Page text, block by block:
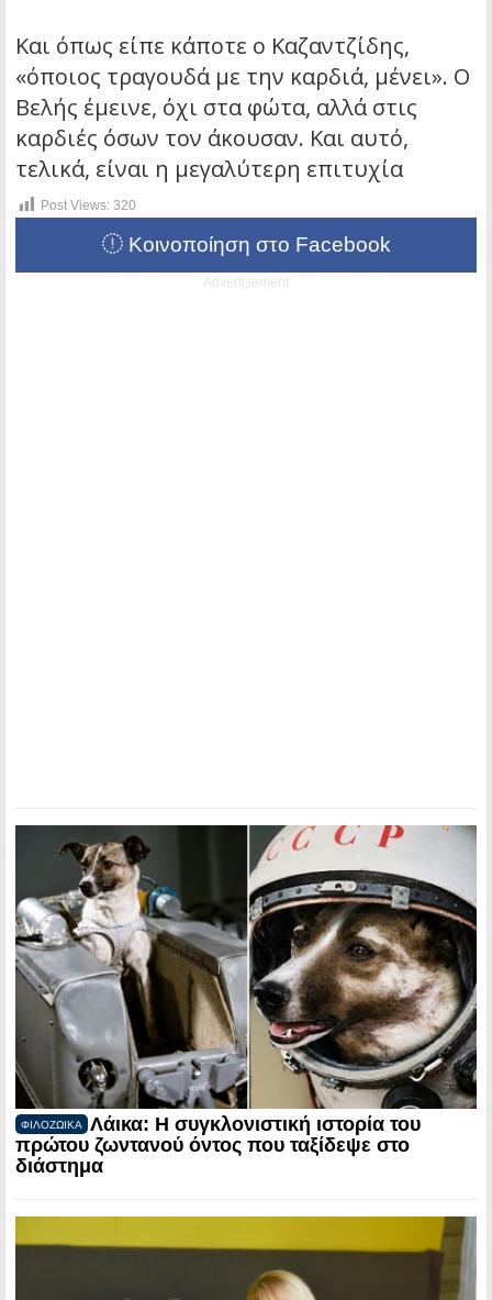
Και όπως είπε κάποτε ο Καζαντζίδης,
«όποιος τραγουδά με την καρδιά, μένει». Ο
Βελής έμεινε, όχι στα φώτα, αλλά στις
καρδιές όσων τον άκουσαν. Και αυτό,
τελικά, είναι η μεγαλύτερη επιτυχία
Post Views: 320
Κοινοποίηση στο Facebook
Advertisement
ΦΙΛΟΖΩΙΚΑ
Λάικα: Η συγκλονιστική ιστορία του
πρώτου ζωντανού όντος που ταξίδεψε στο
διάστημα